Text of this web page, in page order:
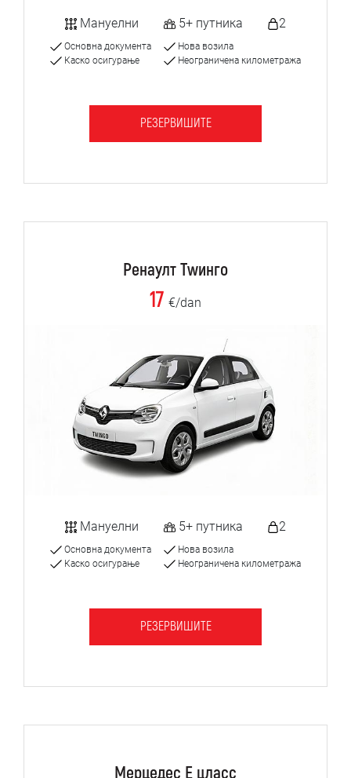
Мануелни 5+ путника 2
Основна документа
Каско осигурање
Нова возила
Неограничена километража
РЕЗЕРВИШИТЕ
Ренаулт Тwинго
17 €/dan
Мануелни 5+ путника 2
Основна документа
Каско осигурање
Нова возила
Неограничена километража
РЕЗЕРВИШИТЕ
Мерцедес Е цласс